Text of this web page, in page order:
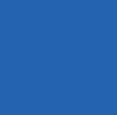
einer
benötigten